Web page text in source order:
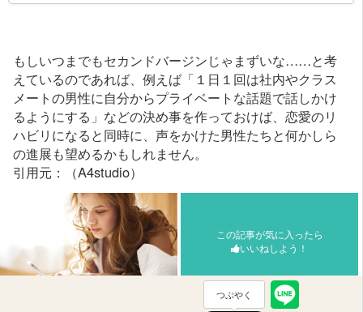
もしいつまでもセカンドバージンじゃまずいな……と考
えているのであれば、例えば「１日１回は社内やクラス
メートの男性に自分からプライベートな話題で話しかけ
るようにする」などの決め事を作っておけば、恋愛のリ
ハビリになると同時に、声をかけた男性たちと何かしら
の進展も望めるかもしれません。
引用元：（A4studio）
この記事が気に入ったら
いいねしよう！
つぶやく